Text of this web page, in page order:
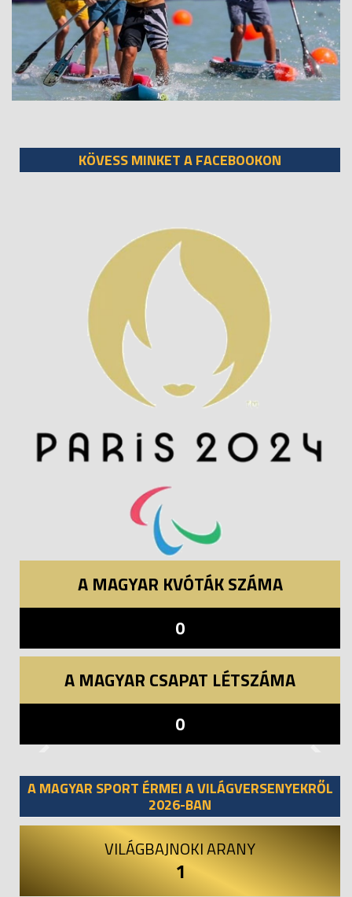
KÖVESS MINKET A FACEBOOKON
A MAGYAR KVÓTÁK SZÁMA
0
A MAGYAR CSAPAT LÉTSZÁMA
0
A MAGYAR SPORT ÉRMEI A VILÁGVERSENYEKRŐL
2026-BAN
VILÁGBAJNOKI ARANY
1